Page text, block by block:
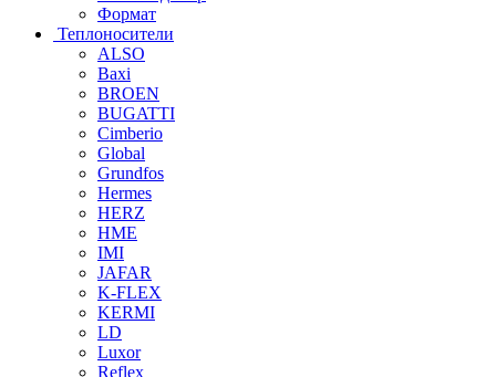
Формат
Теплоносители
ALSO
Baxi
BROEN
BUGATTI
Cimberio
Global
Grundfos
Hermes
HERZ
HME
IMI
JAFAR
K-FLEX
KERMI
LD
Luxor
Reflex